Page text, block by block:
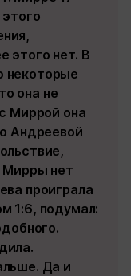
этого нет. В
некоторые
она не
Миррой она
Андреевой
Мирры нет
проиграла
1:6, подумал:
Да и